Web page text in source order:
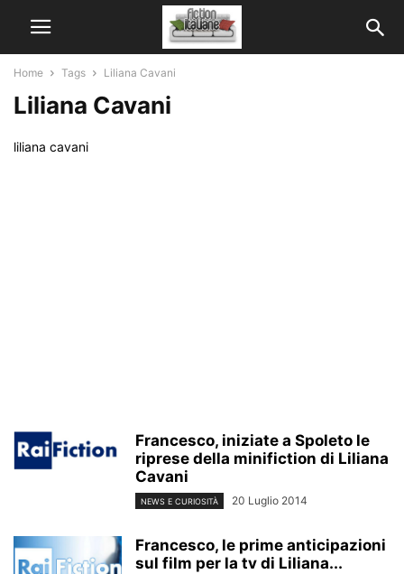
Home Tags Liliana Cavani
Liliana Cavani
liliana cavani
Francesco, iniziate a Spoleto le
riprese della minifiction di Liliana
Cavani
NEWS E CURIOSITÀ 20 Luglio 2014
Francesco, le prime anticipazioni
sul film per la tv di Liliana...